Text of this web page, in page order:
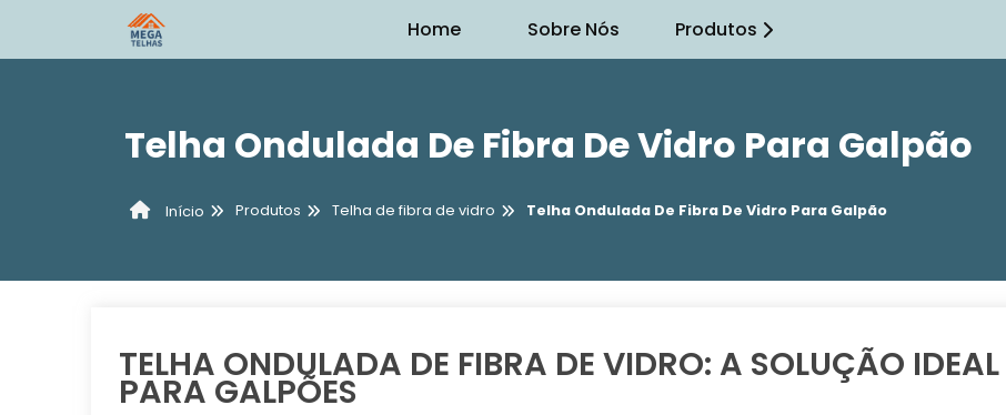
Home Sobre Nós Produtos
Telha Ondulada De Fibra De Vidro Para Galpão
Início Produtos Telha de fibra de vidro Telha Ondulada De Fibra De Vidro Para Galpão
TELHA ONDULADA DE FIBRA DE VIDRO: A SOLUÇÃO IDEAL
PARA GALPÕES